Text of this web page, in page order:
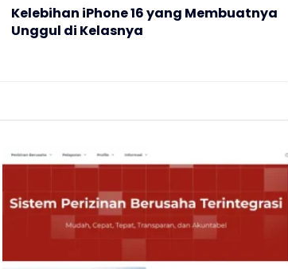
Kelebihan iPhone 16 yang Membuatnya
Unggul di Kelasnya